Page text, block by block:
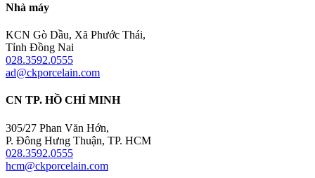
Nhà máy
KCN Gò Dầu, Xã Phước Thái,
Tỉnh Đồng Nai
028.3592.0555
ad@ckporcelain.com
CN TP. HỒ CHÍ MINH
305/27 Phan Văn Hớn,
P. Đông Hưng Thuận, TP. HCM
028.3592.0555
hcm@ckporcelain.com